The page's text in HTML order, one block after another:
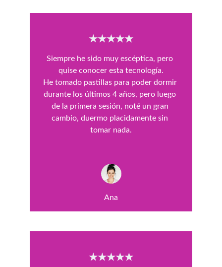
Siempre he sido muy escéptica, pero
quise conocer esta tecnología.
He tomado pastillas para poder dormir
durante los últimos 4 años, pero luego
de la primera sesión, noté un gran
cambio, duermo placidamente sin
tomar nada.
Ana
★★★★★
★★★★★